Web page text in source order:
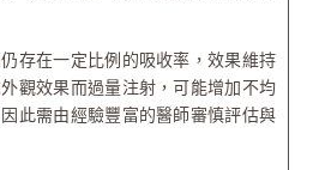
存在一定比例的吸收率，效果維持
觀效果而過量注射，可能增加不均
此需由經驗豐富的醫師審慎評估與